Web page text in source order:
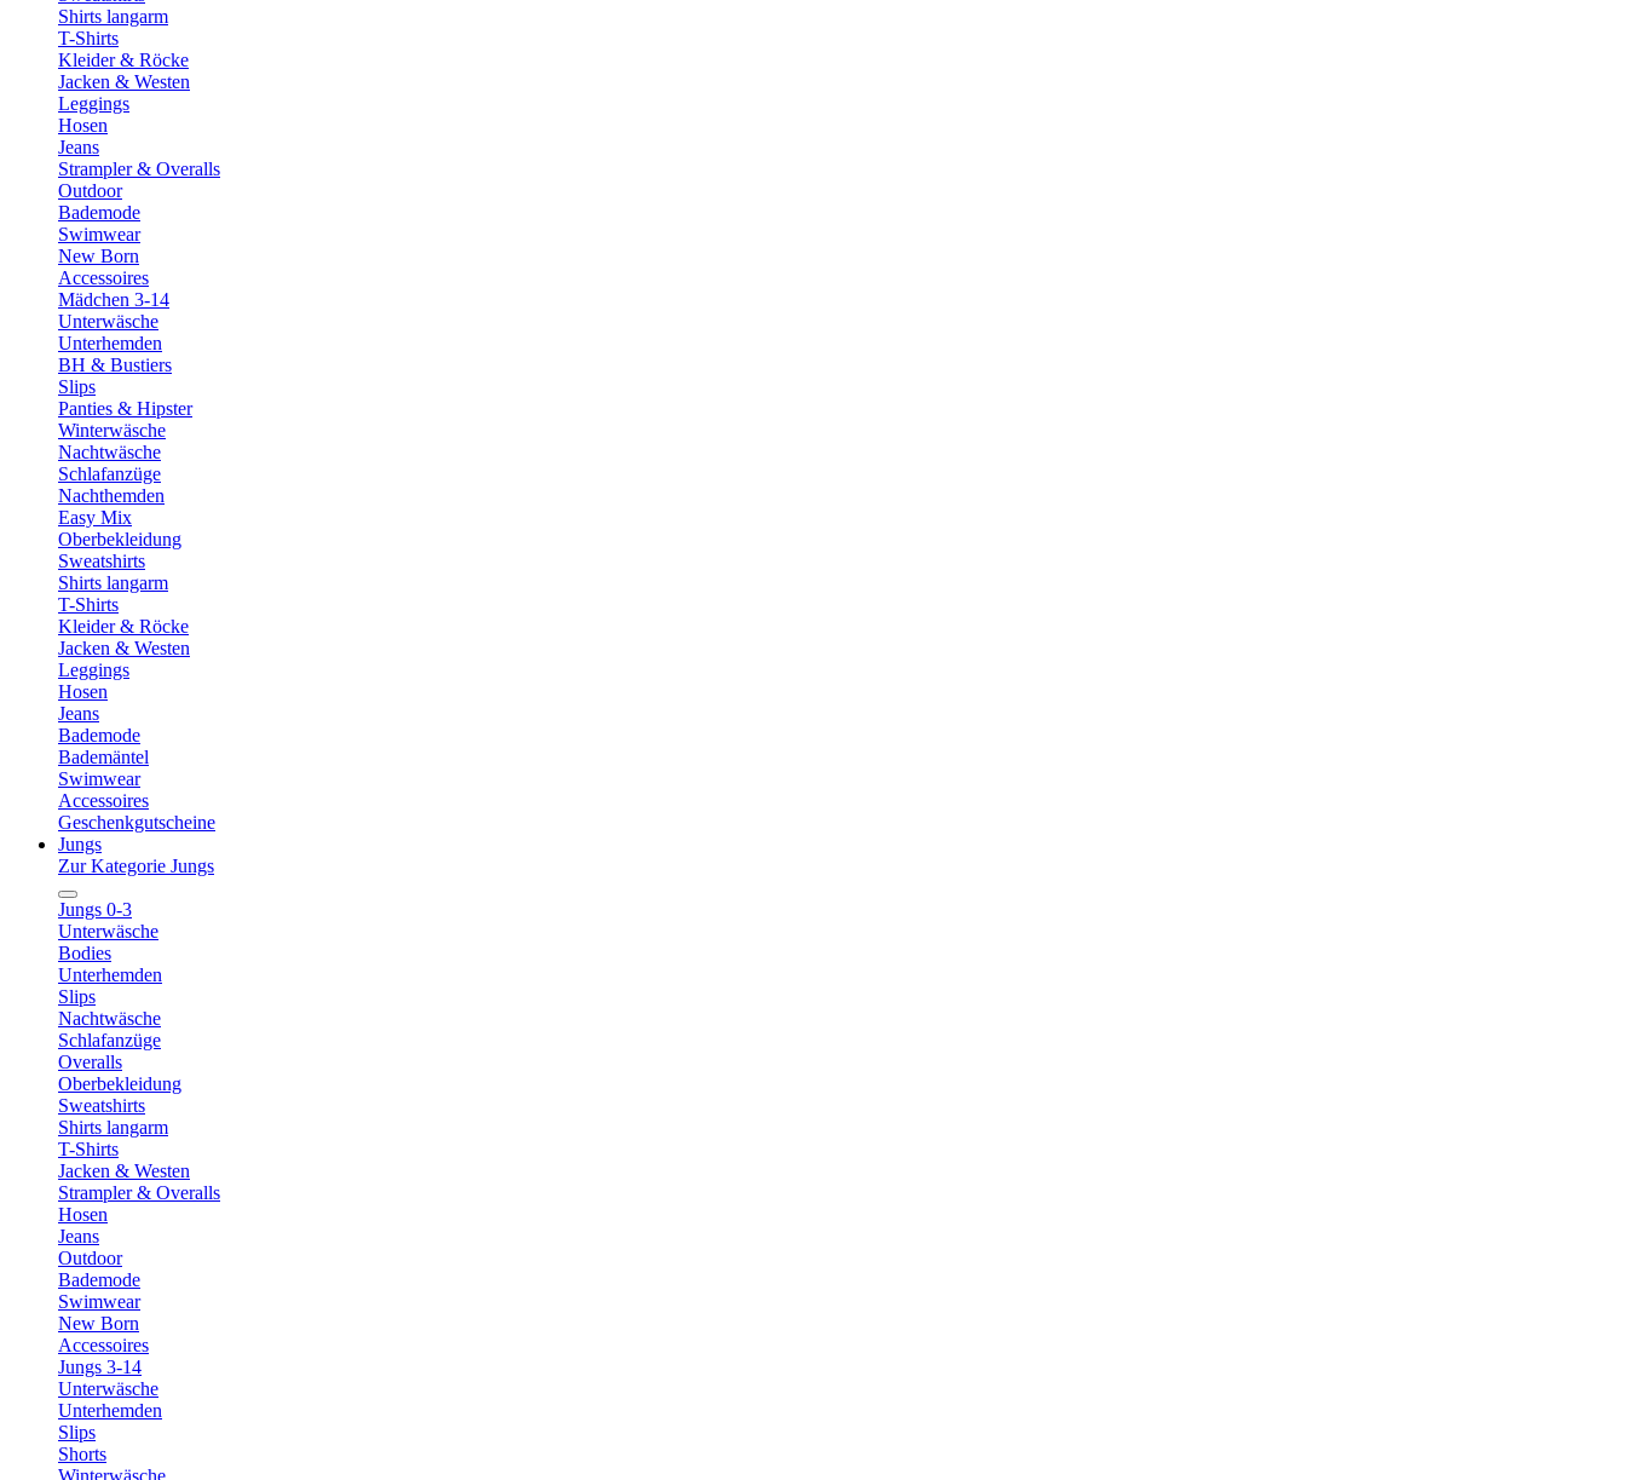
Shirts langarm
T-Shirts
Kleider & Röcke
Jacken & Westen
Leggings
Hosen
Jeans
Strampler & Overalls
Outdoor
Bademode
Swimwear
New Born
Accessoires
Mädchen 3-14
Unterwäsche
Unterhemden
BH & Bustiers
Slips
Panties & Hipster
Winterwäsche
Nachtwäsche
Schlafanzüge
Nachthemden
Easy Mix
Oberbekleidung
Sweatshirts
Shirts langarm
T-Shirts
Kleider & Röcke
Jacken & Westen
Leggings
Hosen
Jeans
Bademode
Bademäntel
Swimwear
Accessoires
Geschenkgutscheine
Jungs
Zur Kategorie Jungs
Jungs 0-3
Unterwäsche
Bodies
Unterhemden
Slips
Nachtwäsche
Schlafanzüge
Overalls
Oberbekleidung
Sweatshirts
Shirts langarm
T-Shirts
Jacken & Westen
Strampler & Overalls
Hosen
Jeans
Outdoor
Bademode
Swimwear
New Born
Accessoires
Jungs 3-14
Unterwäsche
Unterhemden
Slips
Shorts
Winterwäsche